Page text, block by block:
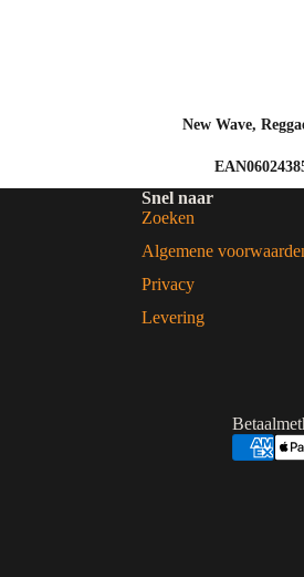
New Wave,
Snel naar
Zoeken
Algemene
Privacy
Levering